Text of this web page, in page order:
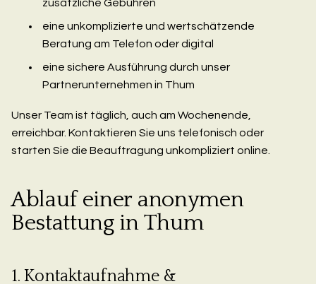
zusätzliche Gebühren
eine unkomplizierte und wertschätzende
Beratung am Telefon oder digital
eine sichere Ausführung durch unser
Partnerunternehmen in Thum
Unser Team ist täglich, auch am Wochenende,
erreichbar. Kontaktieren Sie uns telefonisch oder
starten Sie die Beauftragung unkompliziert online.
Ablauf einer anonymen
Bestattung in Thum
1. Kontaktaufnahme &